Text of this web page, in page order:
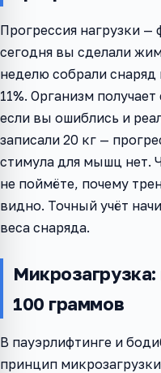
Прогрессия нагрузки
сегодня вы сделали
неделю собрали снаряд
11%. Организм
если вы ошиблись и
записали 20 кг —
стимула для мышц нет.
не поймёте, почему
видно. Точный учёт
веса снаряда.
100 граммов
В пауэрлифтинге и
принцип